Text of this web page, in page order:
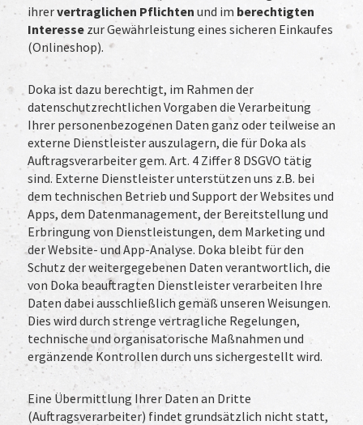
ihrervertraglichen Pflichten und im berechtigten
Interessezur Gewährleistung eines sicheren Einkaufes
(Onlineshop).
Doka ist dazu berechtigt, im Rahmen der
datenschutzrechtlichen Vorgaben die Verarbeitung
Ihrer personenbezogenen Daten ganz oder teilweise an
externe Dienstleister auszulagern, die für Doka als
Auftragsverarbeiter gem. Art. 4 Ziffer 8 DSGVO tätig
sind. Externe Dienstleister unterstützen uns z.B. bei
dem technischen Betrieb und Support der Websites und
Apps, dem Datenmanagement, der Bereitstellung und
Erbringung von Dienstleistungen, dem Marketing und
der Website- und App-Analyse. Doka bleibt für den
Schutz der weitergegebenen Daten verantwortlich, die
von Doka beauftragten Dienstleister verarbeiten Ihre
Daten dabei ausschließlich gemäß unseren Weisungen.
Dies wird durch strenge vertragliche Regelungen,
technische und organisatorische Maßnahmen und
ergänzende Kontrollen durch uns sichergestellt wird.
Eine Übermittlung Ihrer Daten an Dritte
(Auftragsverarbeiter) findet grundsätzlich nicht statt,